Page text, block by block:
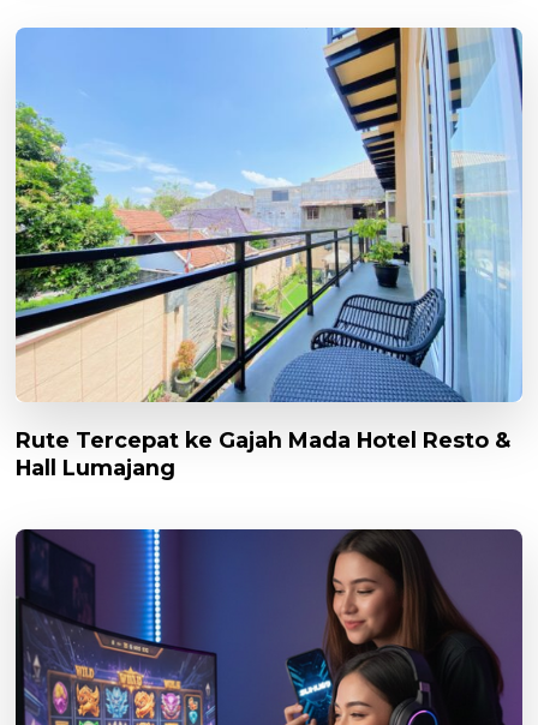
Rute Tercepat ke Gajah Mada Hotel Resto &
Hall Lumajang